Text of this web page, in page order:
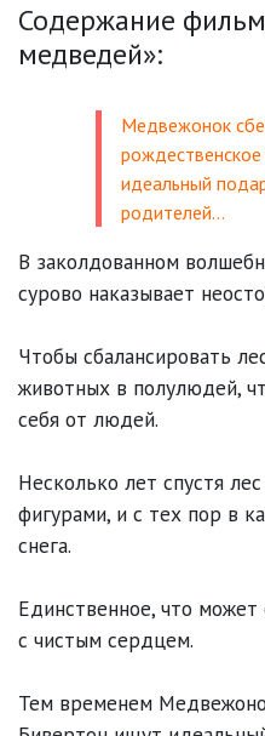
Содержание
медведей»:
Медвежонок
идеальный
родителей…
В заколдованном
сурово наказывает
Чтобы сбалансировать
животных в полулюдей,
себя от людей.
Несколько лет спустя
фигурами, и с тех пор в
снега.
Единственное, что может
с чистым сердцем.
Тем временем